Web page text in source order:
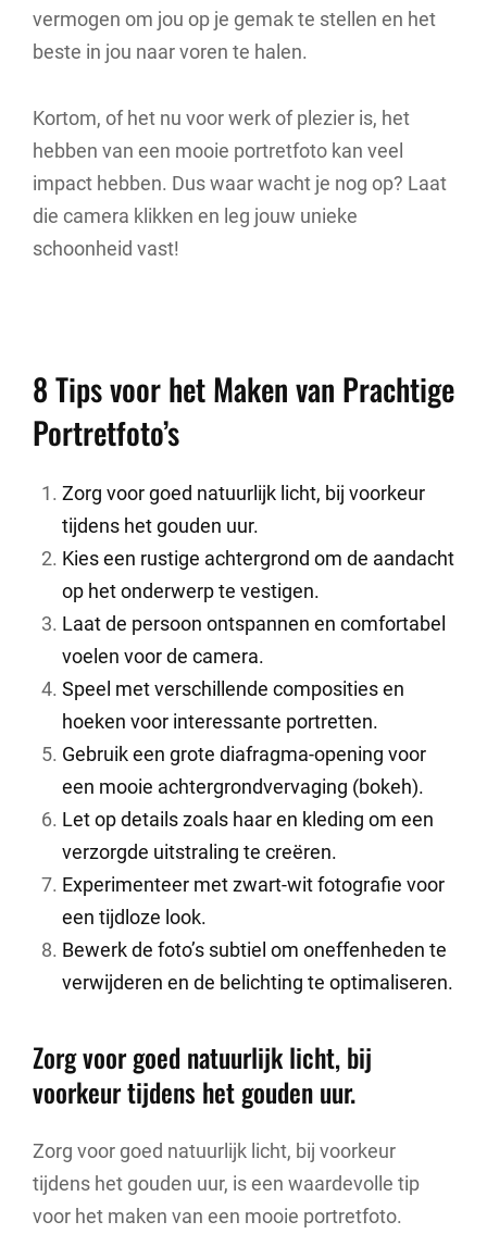
vermogen om jou op je gemak te stellen en het
beste in jou naar voren te halen.
Kortom, of het nu voor werk of plezier is, het
hebben van een mooie portretfoto kan veel
impact hebben. Dus waar wacht je nog op? Laat
die camera klikken en leg jouw unieke
schoonheid vast!
8 Tips voor het Maken van Prachtige
Portretfoto’s
Zorg voor goed natuurlijk licht, bij voorkeur
tijdens het gouden uur.
Kies een rustige achtergrond om de aandacht
op het onderwerp te vestigen.
Laat de persoon ontspannen en comfortabel
voelen voor de camera.
Speel met verschillende composities en
hoeken voor interessante portretten.
Gebruik een grote diafragma-opening voor
een mooie achtergrondvervaging (bokeh).
Let op details zoals haar en kleding om een
verzorgde uitstraling te creëren.
Experimenteer met zwart-wit fotografie voor
een tijdloze look.
Bewerk de foto’s subtiel om oneffenheden te
verwijderen en de belichting te optimaliseren.
Zorg voor goed natuurlijk licht, bij
voorkeur tijdens het gouden uur.
Zorg voor goed natuurlijk licht, bij voorkeur
tijdens het gouden uur, is een waardevolle tip
voor het maken van een mooie portretfoto.